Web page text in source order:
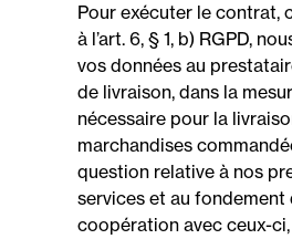
Pour exécuter le contrat,
à l’art. 6, § 1, b) RGPD,
vos données au
de livraison, dans la
nécessaire pour la
marchandises
question relative à nos
services et au fondement
coopération avec ceux-